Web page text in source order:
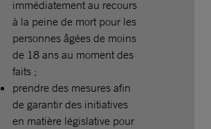
immédiatement au recours
à la peine de mort pour les
personnes âgées de moins
de 18 ans au moment des
faits ;
prendre des mesures afin
de garantir des initiatives
en matière législative pour